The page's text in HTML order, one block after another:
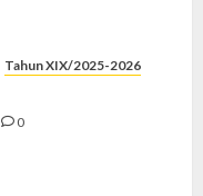
Tahun XIX/2025-2026
0